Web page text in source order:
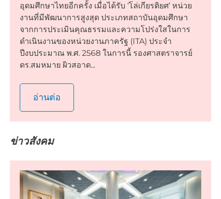
อุดมศึกษาไทยอีกครั้ง เมื่อได้รับ ‘โล่เกียรติยศ’ หน่วย
งานที่มีพัฒนาการสูงสุด ประเภทสถาบันอุดมศึกษา
จากการประเมินคุณธรรมและความโปร่งใสในการ
ดำเนินงานของหน่วยงานภาครัฐ (ITA) ประจำ
ปีงบประมาณ พ.ศ. 2568 ในการนี้ รองศาสตราจารย์
ดร.สมหมาย ผิวสอาด...
อ่านต่อ
ข่าวสังคม